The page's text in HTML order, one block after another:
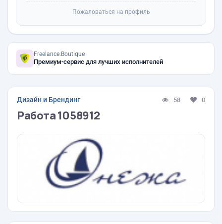
Пожаловаться на профиль
Freelance.Boutique
Премиум-сервис для лучших исполнителей
Дизайн и Брендинг 58 0
Работа 1058912